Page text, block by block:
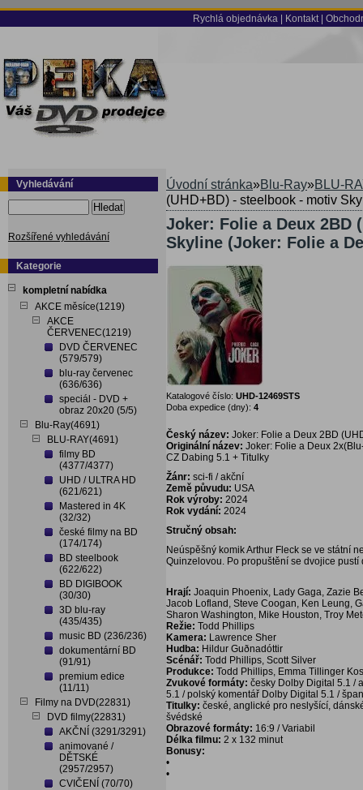
Rychlá objednávka Kontakt
Vyhledávání
Hledat
Rozšířené vyhledávání
Kategorie
kompletní nabídka
AKCE měsíce(1219)
AKCE
ČERVENEC(1219)
DVD ČERVENEC
(579/579)
blu-ray červenec
(636/636)
speciál - DVD +
obraz 20x20 (5/5)
Blu-Ray(4691)
BLU-RAY(4691)
filmy BD
(4377/4377)
UHD / ULTRA HD
(621/621)
Mastered in 4K
(32/32)
české filmy na BD
(174/174)
BD steelbook
(622/622)
BD DIGIBOOK
(30/30)
3D blu-ray
(435/435)
music BD (236/236)
dokumentární BD
(91/91)
premium edice
(11/11)
Filmy na DVD(22831)
DVD filmy(22831)
AKČNÍ (3291/3291)
animované /
DĚTSKÉ
(2957/2957)
CVIČENÍ (70/70)
Úvodní stránka»Blu-Ray»BLU-
(UHD+BD) - steelbook - motiv
Joker: Folie a Deux 2BD
Skyline (Joker: Folie a
Katalogové číslo: UHD-12469STS
Doba expedice (dny): 4
Český název: Joker: Folie a Deux 2BD
Originální název: Joker: Folie a Deux
CZ Dabing 5.1 + Titulky
Žánr: sci-fi / akční
Země půvudu: USA
Rok výroby: 2024
Rok vydání: 2024
Stručný obsah:
Neúspěšný komik Arthur Fleck se ve státní
Quinzelovou. Po propuštění se dvojice
Hrají: Joaquin Phoenix, Lady Gaga, Zazie
Jacob Lofland, Steve Coogan, Ken Leung,
Sharon Washington, Mike Houston, Troy
Režie: Todd Phillips
Kamera: Lawrence Sher
Hudba: Hildur Guðnadóttir
Scénář: Todd Phillips, Scott Silver
Produkce: Todd Phillips, Emma Tillinger
Zvukové formáty: česky Dolby Digital 5.1 /
5.1 / polský komentář Dolby Digital 5.1 /
Titulky: české, anglické pro neslyšící,
švédské
Obrazové formáty: 16:9 / Variabil
Délka filmu: 2 x 132 minut
Bonusy:
•
•